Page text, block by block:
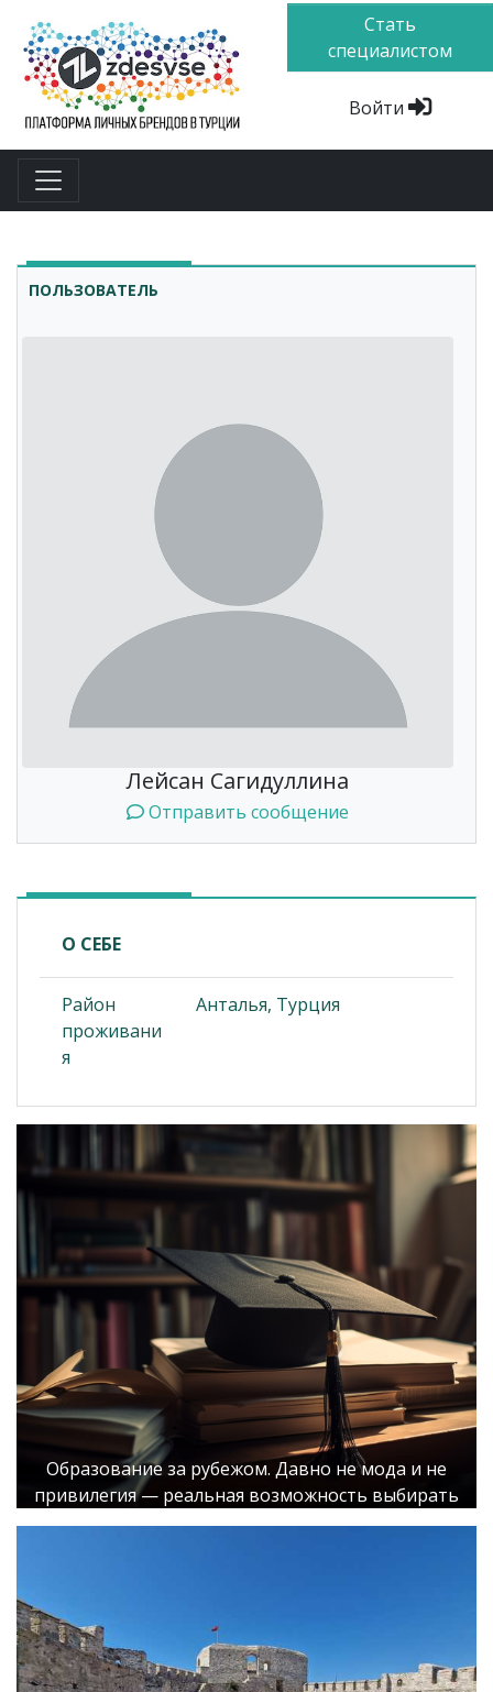
Стать
специалистом
Войти
ПОЛЬЗОВАТЕЛЬ
Лейсан Сагидуллина
Отправить сообщение
О СЕБЕ
Район
проживани
я
Анталья, Турция
Образование за рубежом. Давно не мода и не
привилегия — реальная возможность выбирать